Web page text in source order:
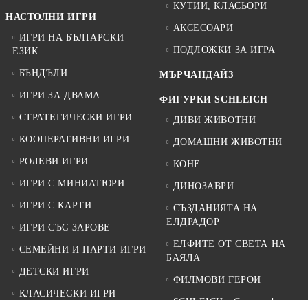
НАСТОЛНИ ИГРИ
ИГРИ НА БЪЛГАРСКИ
ЕЗИК
БЪНДЪЛИ
ИГРИ ЗА ДВАМА
СТРАТЕГИЧЕСКИ ИГРИ
КООПЕРАТИВНИ ИГРИ
РОЛЕВИ ИГРИ
ИГРИ С МИНИАТЮРИ
ИГРИ С КАРТИ
ИГРИ СЪС ЗАРОВЕ
СЕМЕЙНИ И ПАРТИ ИГРИ
ДЕТСКИ ИГРИ
КЛАСИЧЕСКИ ИГРИ
КУТИИ, КЛАСЬОРИ
АКСЕСОАРИ
ПОДЛОЖКИ ЗА ИГРА
МЪРЧАНДАЙЗ
ФИГУРКИ SCHLEICH
ДИВИ ЖИВОТНИ
ДОМАШНИ ЖИВОТНИ
КОНЕ
ДИНОЗАВРИ
СЪЗДАНИЯТА НА
ЕЛДРАДОР
ЕЛФИТЕ ОТ СВЕТА НА
БАЯЛА
ФИЛМОВИ ГЕРОИ